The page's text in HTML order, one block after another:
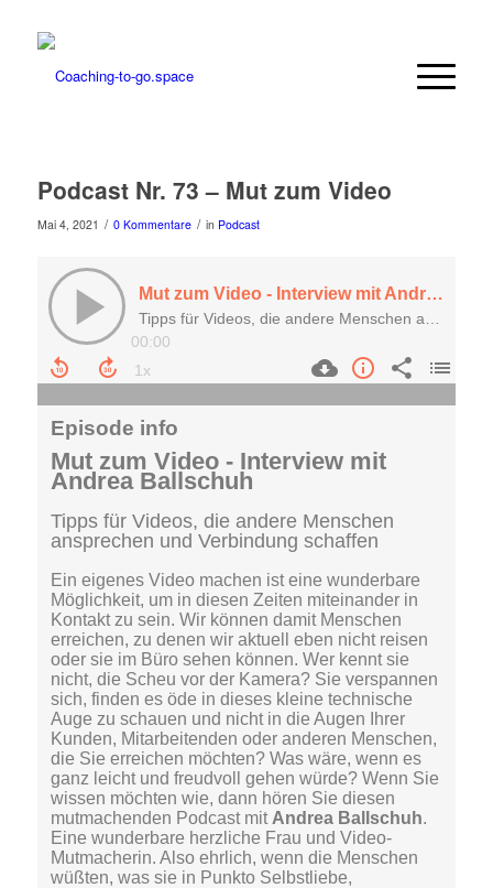
Podcast Nr. 73 – Mut zum Video
Mai 4, 2021 / 0 Kommentare / in Podcast